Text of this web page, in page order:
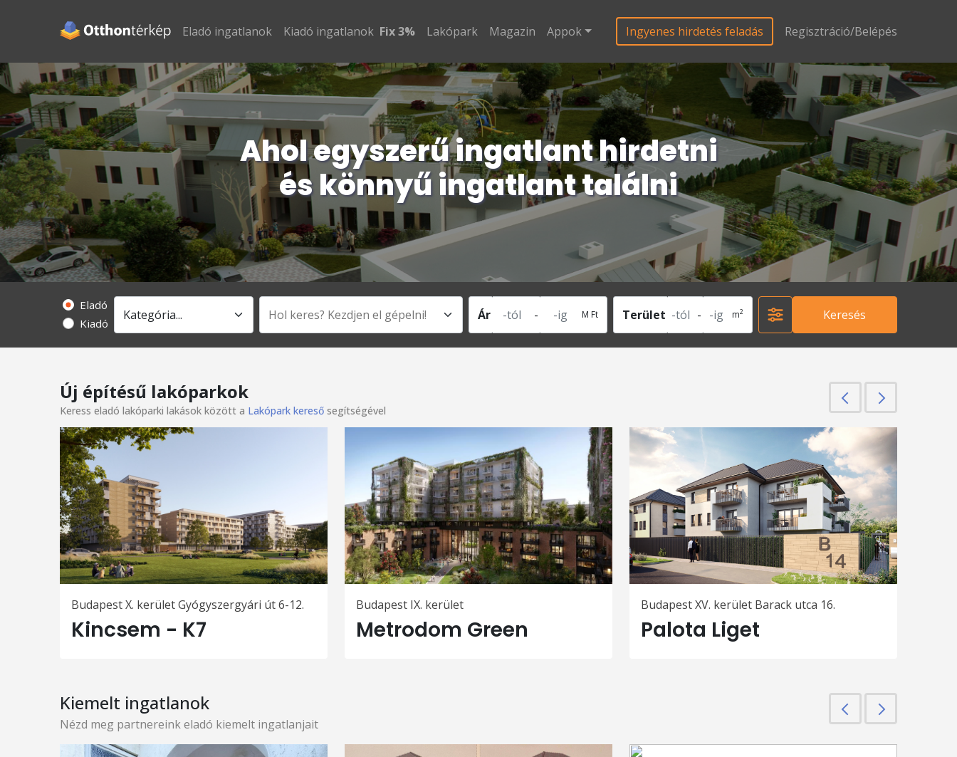
Eladó ingatlanok Kiadó ingatlanok Fix 3% Lakópark Magazin Appok Ingyenes hirdetés feladás Regisztráció/Belépés
Ahol egyszerű ingatlant hirdetni
és könnyű ingatlant találni
Eladó
Kiadó
Ár - M Ft Terület - m2 Keresés
Új építésű lakóparkok
Keress eladó lakóparki lakások között a Lakópark kereső segítségével Előző Következő
Budapest X. kerület Gyógyszergyári út 6-12.
Kincsem - K7
Budapest IX. kerület
Metrodom Green
Budapest XV. kerület Barack utca 16.
Palota Liget
Kiemelt ingatlanok
Nézd meg partnereink eladó kiemelt ingatlanjait Előző Következő